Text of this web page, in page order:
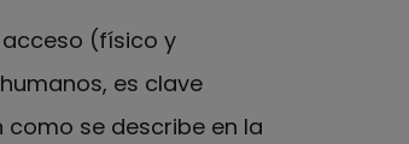
(físico y
es clave
se describe en la